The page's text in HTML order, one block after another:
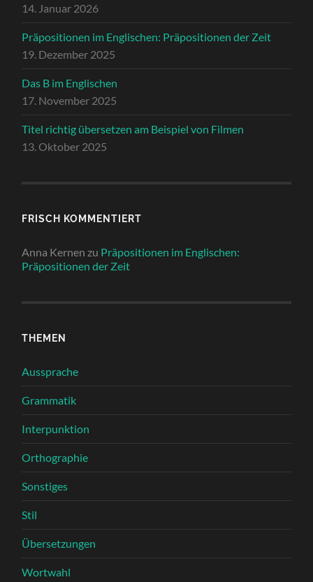
14. Januar 2026
Präpositionen im Englischen: Präpositionen der Zeit
19. Dezember 2025
Das B im Englischen
17. November 2025
Titel richtig übersetzen am Beispiel von Filmen
13. Oktober 2025
FRISCH KOMMENTIERT
Anna Kernen zu Präpositionen im Englischen:
Präpositionen der Zeit
THEMEN
Aussprache
Grammatik
Interpunktion
Orthographie
Sonstiges
Stil
Übersetzungen
Wortwahl